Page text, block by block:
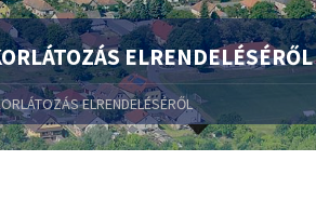
ELRENDELÉSÉRŐL
ELRENDELÉSÉRŐL